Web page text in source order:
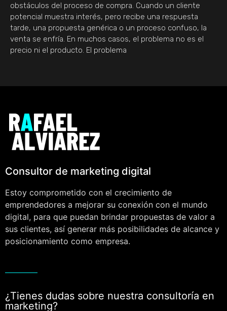
obstáculos del proceso de compra. Cuando un cliente
potencial muestra interés, pero recibe una respuesta
tarde, una propuesta genérica o un proceso confuso, la
venta se enfría. En muchos casos, el problema no es el
precio ni el producto. El problema
Consultor de marketing digital
Estoy comprometido con el crecimiento de
emprendedores a mejorar su conexión con el mundo
digital, para que puedan brindar propuestas de valor a
sus clientes, así generar más posibilidades de alcance y
posicionamiento como empresa.
¿Tienes dudas sobre nuestra consultoría en
marketing?